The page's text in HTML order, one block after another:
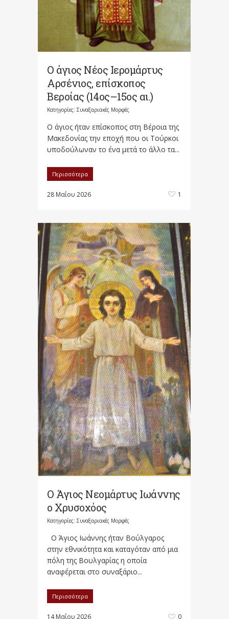
Ο άγιος Νέος Ιερομάρτυς
Αρσένιος, επίσκοπος
Βεροίας (14ος–15ος αι.)
Κατηγορίες: Συναξαριακές Μορφές
Ο άγιος ήταν επίσκοπος στη Βέροια της
Μακεδονίας την εποχή που οι Τούρκοι
υποδούλωναν το ένα μετά το άλλο τα...
Περισσότερα
28 Μαΐου 2026 1
Ο Άγιος Νεομάρτυς Ιωάννης
ο Χρυσοχόος
Κατηγορίες: Συναξαριακές Μορφές
Ο Άγιος Ιωάννης ήταν Βούλγαρος
στην εθνικότητα και καταγόταν από μια
πόλη της Βουλγαρίας η οποία
αναφέρεται στο συναξάριο...
Περισσότερα
14 Μαΐου 2026 0